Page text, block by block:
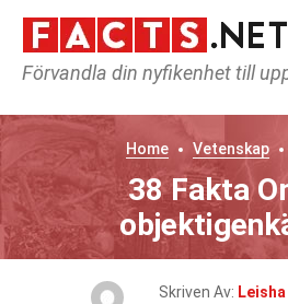
Förvandla din nyfikenhet till
Home Vetenskap
38 Fakta
Skriven Av: